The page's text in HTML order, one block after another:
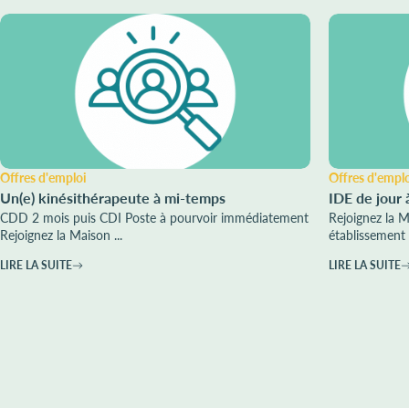
Offres d'emploi
Un(e) kinésithérapeute à mi-temps
CDD 2 mois puis CDI Poste à pourvoir immédiatement
Rejoignez la Maison ...
LIRE LA SUITE
Offres
IDE de jour
Rejoignez la
LIRE LA SUITE